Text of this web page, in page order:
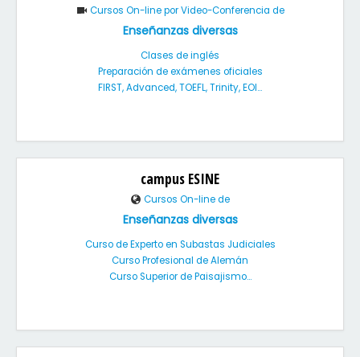
Cursos On-line por Video-Conferencia de
Enseñanzas diversas
Clases de inglés
Preparación de exámenes oficiales
FIRST, Advanced, TOEFL, Trinity, EOI...
campus ESINE
Cursos On-line de
Enseñanzas diversas
Curso de Experto en Subastas Judiciales
Curso Profesional de Alemán
Curso Superior de Paisajismo...